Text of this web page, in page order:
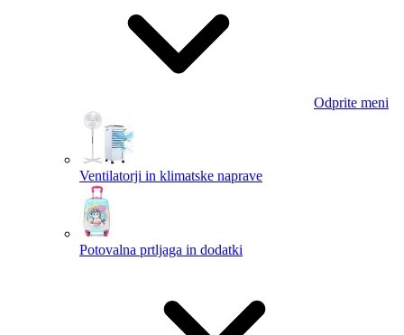
Odprite meni
Ventilatorji in klimatske naprave
Potovalna prtljaga in dodatki